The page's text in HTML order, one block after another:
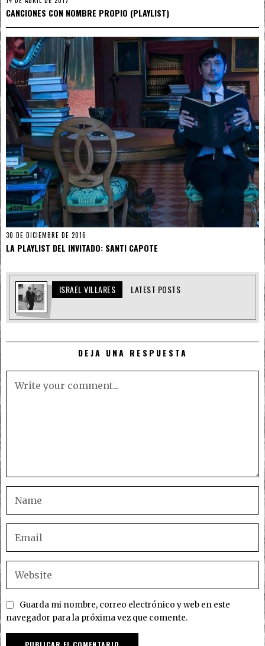
CANCIONES CON NOMBRE PROPIO (PLAYLIST)
30 DE DICIEMBRE DE 2016
LA PLAYLIST DEL INVITADO: SANTI CAPOTE
ISRAEL VILLARES LATEST POSTS
DEJA UNA RESPUESTA
Guarda mi nombre, correo electrónico y web en este
navegador para la próxima vez que comente.